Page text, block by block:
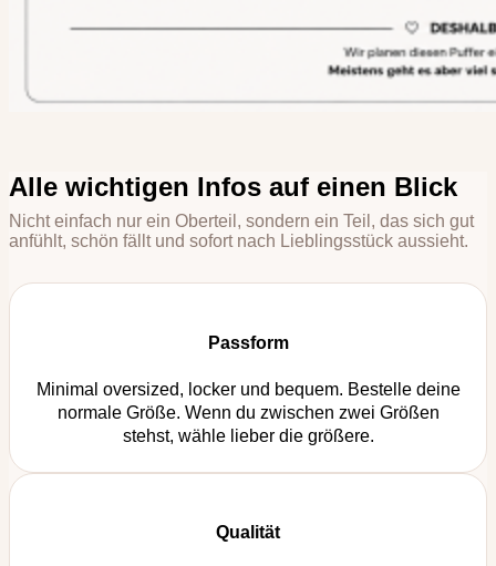
Alle wichtigen Infos auf einen Blick
Nicht einfach nur ein Oberteil, sondern ein Teil, das sich gut
anfühlt, schön fällt und sofort nach Lieblingsstück aussieht.
Passform
Minimal oversized, locker und bequem. Bestelle deine
normale Größe. Wenn du zwischen zwei Größen
stehst, wähle lieber die größere.
Qualität